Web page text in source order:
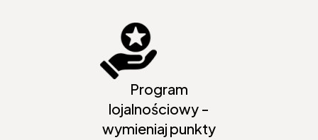
Program
lojalnościowy -
wymieniaj punkty